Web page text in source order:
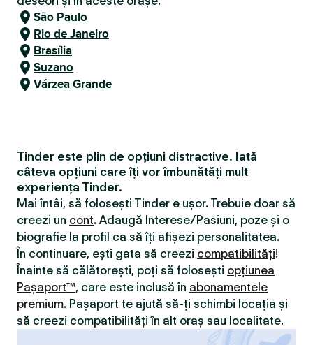
São Paulo
Rio de Janeiro
Brasília
Suzano
Várzea Grande
Tinder este plin de opțiuni distractive. Iată
câteva opțiuni care îți vor îmbunătăți mult
experiența Tinder.
Mai întâi, să folosești Tinder e ușor. Trebuie doar să
creezi un cont. Adaugă Interese/Pasiuni, poze și o
biografie la profil ca să îți afișezi personalitatea.
În continuare, ești gata să creezi compatibilităţi!
Înainte să călătorești, poți să folosești opțiunea
Pașaport™, care este inclusă în abonamentele
premium. Pașaport te ajută să-ți schimbi locația și
să creezi compatibilităţi în alt oraș sau localitate.